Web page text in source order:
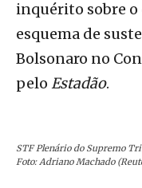
inquérito sobre o
esquema de
Bolsonaro no
pelo Estadão.
STF Plenário do Supremo
Foto: Adriano Machado